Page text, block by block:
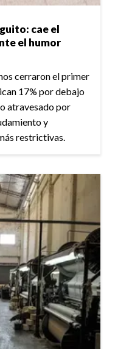
cae el
el humor
cerraron el primer
17% por debajo
atravesado por
y
restrictivas.